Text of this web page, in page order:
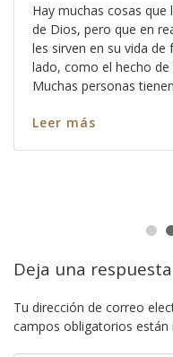
Hay muchas cosas que
de Dios, pero que en
les sirven en su vida
lado, como el hecho
Muchas personas
Leer más
Deja una respuesta
Tu dirección de correo
campos obligatorios están